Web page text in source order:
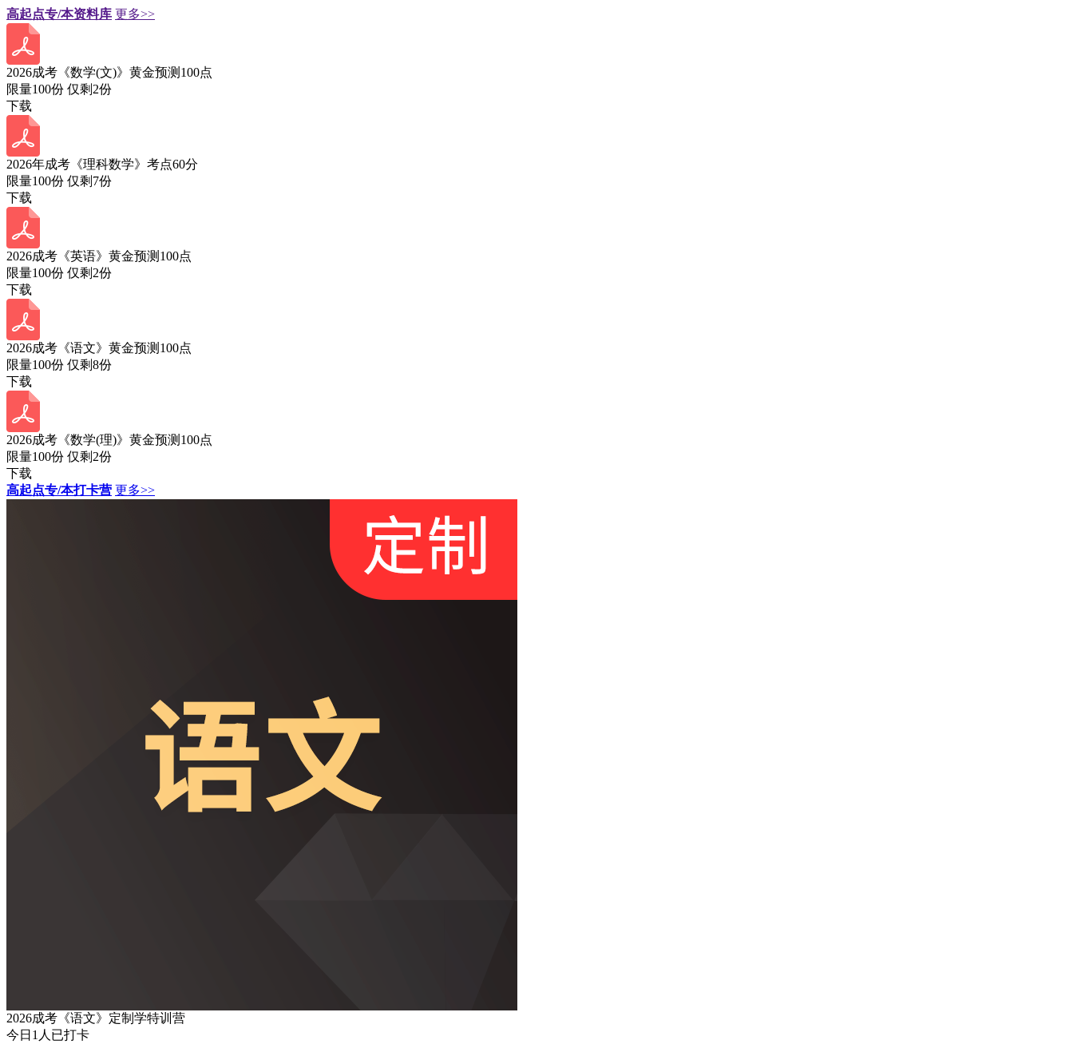
高起点专/本资料库 更多>>
2026成考《数学(文)》黄金预测100点
限量100份 仅剩 2份
下载
2026年成考《理科数学》考点60分
限量100份 仅剩 7份
下载
2026成考《英语》黄金预测100点
限量100份 仅剩 2份
下载
2026成考《语文》黄金预测100点
限量100份 仅剩8份
下载
2026成考《数学(理)》黄金预测100点
限量100份 仅剩 2份
下载
高起点专/本打卡营 更多>>
2026成考《语文》定制学特训营
今日 1 人已打卡